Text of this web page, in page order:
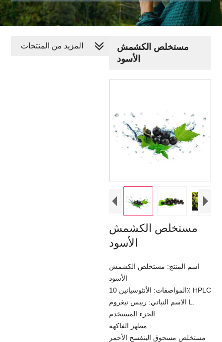
مستخلص الكشمش
الأسود
مستخلص الكشمش
الأسود
اسم المنتج: مستخلص الكشمش
الأسود
المواصفات: الأنثوسيانين 10٪ HPLC
الاسم النباتي: ريبس نيغروم L.
الجزء المستخدم:
مظهر الفاكهة :
مستخلص مسحوق البنفسج الأحمر
المزيد من المنتجات